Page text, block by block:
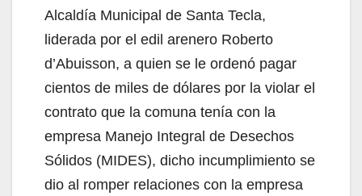
Alcaldía Municipal de Santa Tecla,
liderada por el edil arenero Roberto
d’Abuisson, a quien se le ordenó pagar
cientos de miles de dólares por la violar el
contrato que la comuna tenía con la
empresa Manejo Integral de Desechos
Sólidos (MIDES), dicho incumplimiento se
dio al romper relaciones con la empresa